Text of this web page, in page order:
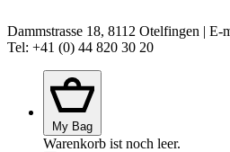
Dammstrasse 18, 8112 Otelfingen |
Tel: +41 (0) 44 820 30 20
My Bag
Warenkorb ist noch leer.